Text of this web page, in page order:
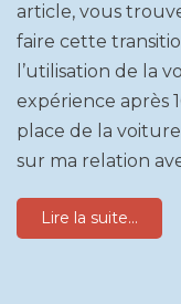
article, vous
faire cette
l’utilisation de la
expérience après
place de la
sur ma relation
Lire la suite...